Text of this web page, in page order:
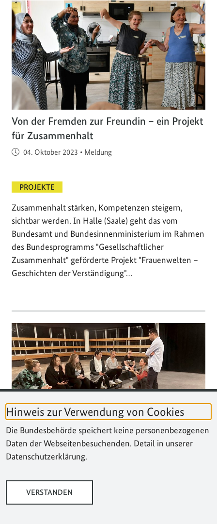
Hinweis zur Verwendung von Cookies
Die Bundesbehörde speichert keine personenbezogenen
Daten der Webseitenbesuchenden. Detail in unserer
Datenschutzerklärung.
VERSTANDEN
Von der Fremden zur Freundin – ein Projekt
für Zusammenhalt
Veröffentlicht am
04. Oktober 2023 • Meldung
PROJEKTE
Zusammenhalt stärken, Kompetenzen steigern,
sichtbar werden. In Halle (Saale) geht das vom
Bundesamt und Bundesinnenministerium im Rahmen
des Bundesprogramms "Gesellschaftlicher
Zusammenhalt" geförderte Projekt "Frauenwelten –
Geschichten der Verständigung"…
Only Human – mit der eigenen Stimme
Zeichen setzen